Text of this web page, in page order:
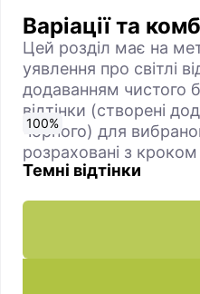
Варіації та
Цей розділ має на
уявлення про світлі
додаванням чистого
відтінки (створені
чорного) для
розраховані з кроком
Темні відтінки
0%
10%
20%
30%
40%
50%
60%
70%
80%
90%
100%